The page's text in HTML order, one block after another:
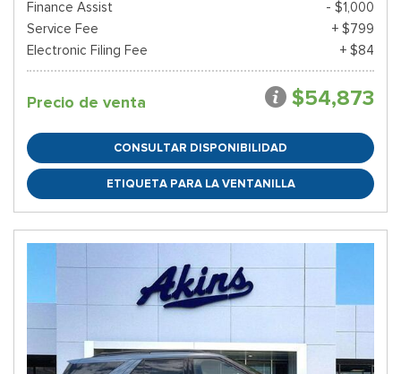
Finance Assist
- $1,000
Service Fee
+ $799
Electronic Filing Fee
+ $84
Precio de venta $54,873
CONSULTAR DISPONIBILIDAD
ETIQUETA PARA LA VENTANILLA